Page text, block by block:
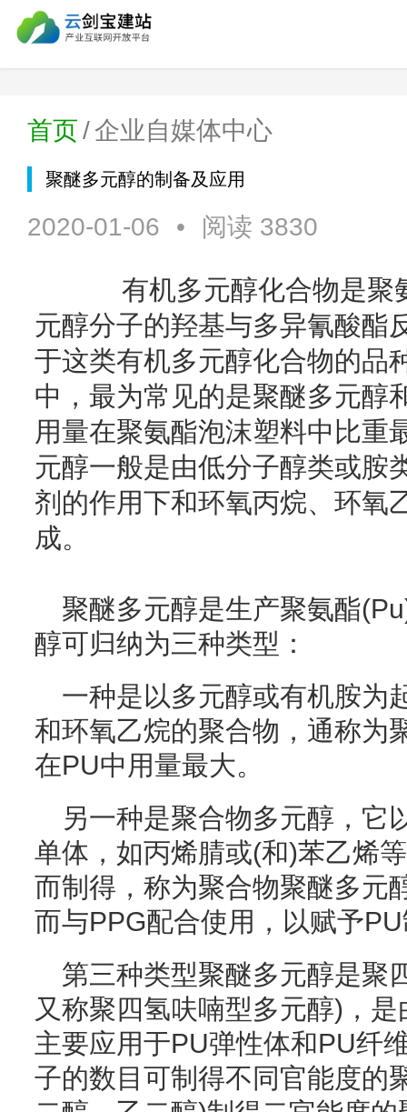
首页/企业自媒体中心
聚醚多元醇的制备及应用
2020-01-06 • 阅读 3830
有机多元醇化合物是聚
元醇分子的羟基与多异氰酸酯
于这类有机多元醇化合物的品
中，最为常见的是聚醚多元醇
用量在聚氨酯泡沫塑料中比重
元醇一般是由低分子醇类或胺
剂的作用下和环氧丙烷、环氧
成。
聚醚多元醇是生产聚氨酯
醇可归纳为三种类型：
一种是以多元醇或有机胺为
和环氧乙烷的聚合物，通称为
在PU中用量最大。
另一种是聚合物多元醇，它
单体，如丙烯腈或(和)苯乙烯
而制得，称为聚合物聚醚多元
而与PPG配合使用，以赋予
第三种类型聚醚多元醇是聚
又称聚四氢呋喃型多元醇)，
主要应用于PU弹性体和PU纤
子的数目可制得不同官能度的